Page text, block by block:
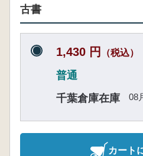
古書
1,430 円 （税込）
普通
千葉倉庫在庫
08
カート